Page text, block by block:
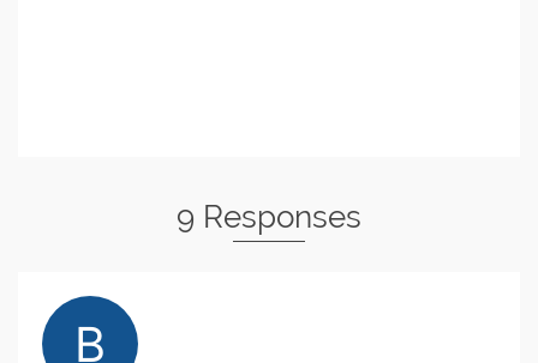
9 Responses